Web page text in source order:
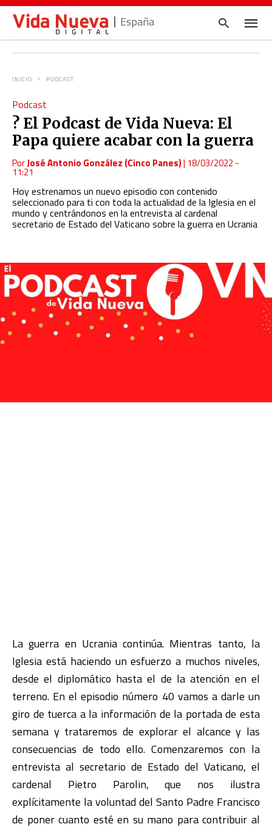
España
pulsa
en
INICIO PODCAST
Podcast
?️ El Podcast de Vida Nueva: El
Papa quiere acabar con la guerra
PorJosé Antonio González (Cinco Panes)| 18/03/2022 -
11:21
Hoy estrenamos un nuevo episodio con contenido
seleccionado para ti con toda la actualidad de la Iglesia en el
mundo y centrándonos en la entrevista al cardenal
secretario de Estado del Vaticano sobre la guerra en Ucrania
La guerra en Ucrania continúa. Mientras tanto, la
Iglesia está haciendo un esfuerzo a muchos niveles,
desde el diplomático hasta el de la atención en el
terreno. En el episodio número 40 vamos a darle un
giro de tuerca a la información de la portada de esta
semana y trataremos de explorar el alcance y las
consecuencias de todo ello. Comenzaremos con la
entrevista al secretario de Estado del Vaticano, el
cardenal Pietro Parolin, que nos ilustra
explícitamente la voluntad del Santo Padre Francisco
de poner cuanto esté en su mano para contribuir al